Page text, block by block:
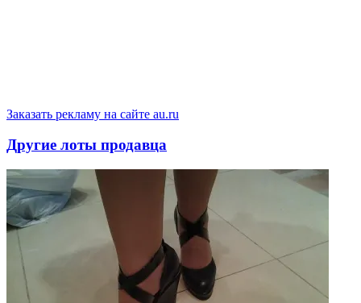
Заказать рекламу на сайте au.ru
Другие лоты продавца